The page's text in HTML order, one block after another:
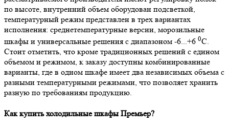
по высоте, внутренний объем оборудован подсветкой,
температурный режим представлен в трех вариантах
исполнения: среднетемпературные версии, морозильные
шкафы и универсальные решения с диапазоном -6...+6 0С.
Стоит отметить, что кроме традиционных решений с едином
объемом и режимом, к заказу доступны комбинированные
варианты, где в одном шкафе имеет два независимых объема с
разными температурными режимами, что позволяет хранить
разную по требованиям продукцию.
Как купить холодильные шкафы Премьер?